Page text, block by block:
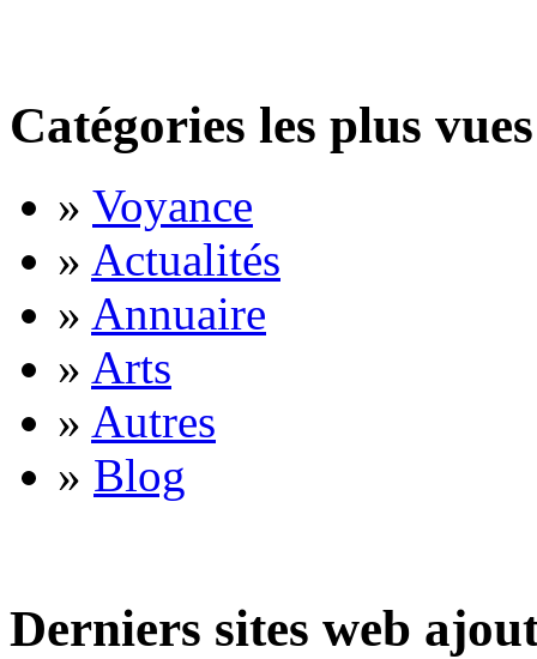
Catégories les plus vues
» Voyance
» Actualités
» Annuaire
» Arts
» Autres
» Blog
Derniers sites web